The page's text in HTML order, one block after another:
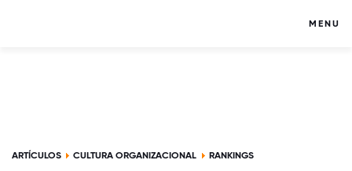
MENU
ARTÍCULOS CULTURA ORGANIZACIONAL RANKINGS